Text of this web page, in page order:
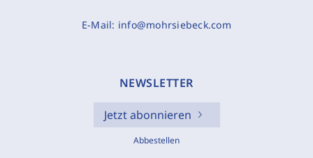
E-Mail: info@mohrsiebeck.com
NEWSLETTER
Jetzt abonnieren
Abbestellen